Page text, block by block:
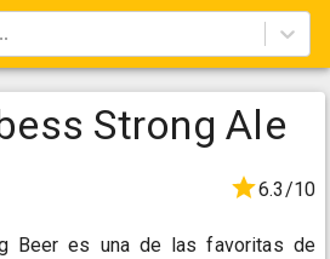
Strong Ale
6.3/10
Beer es una de las favoritas de